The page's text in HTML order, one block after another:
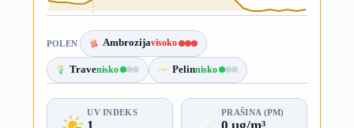
POLEN Ambrozijavisoko
Travenisko Pelinnisko
UV INDEKS PRAŠINA (PM)